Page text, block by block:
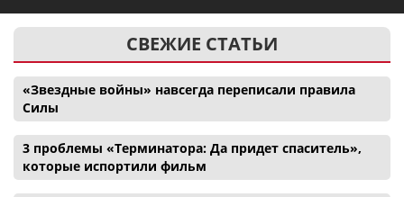
СВЕЖИЕ СТАТЬИ
«Звездные войны» навсегда переписали правила
Силы
3 проблемы «Терминатора: Да придет спаситель»,
которые испортили фильм